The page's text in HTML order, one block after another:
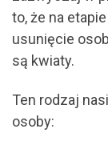
to, że na
usunięcie
są kwiaty.
Ten rodzaj
osoby: